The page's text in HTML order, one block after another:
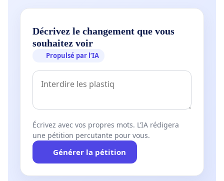
Décrivez le changement que vous
souhaitez voir
Propulsé par l’IA
Écrivez avec vos propres mots. L’IA rédigera
une pétition percutante pour vous.
Générer la pétition